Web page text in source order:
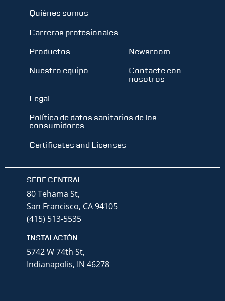
Quiénes somos
Carreras profesionales
Productos
Newsroom
Nuestro equipo
Contacte con
nosotros
Legal
Política de datos sanitarios de los
consumidores
Certificates and Licenses
SEDE CENTRAL
80 Tehama St,
San Francisco, CA 94105
(415) 513-5535
INSTALACIÓN
5742 W 74th St,
Indianapolis, IN 46278